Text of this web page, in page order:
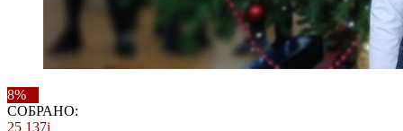
8%
СОБРАНО:
25 137i